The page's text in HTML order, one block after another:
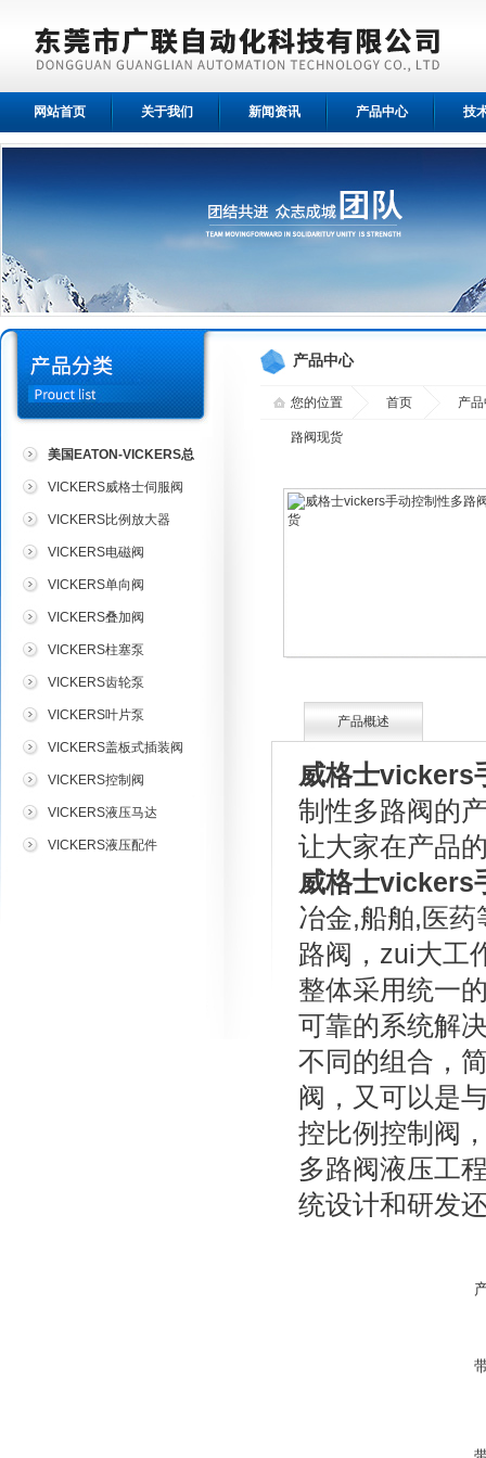
网站首页 关于我们 新闻资讯 产品中心 技
美国EATON-VICKERS总
代理
VICKERS威格士伺服阀
VICKERS比例放大器
VICKERS电磁阀
VICKERS单向阀
VICKERS叠加阀
VICKERS柱塞泵
VICKERS齿轮泵
VICKERS叶片泵
VICKERS盖板式插装阀
VICKERS控制阀
VICKERS液压马达
VICKERS液压配件
产品中心
您的位置 首页 产
路阀现货
产品概述
威格士vickers
制性多路阀的
让大家在产品
威格士vickers
冶金,船舶,医
路阀，zui大工
整体采用统一
可靠的系统解
不同的组合，
阀，又可以是
控比例控制阀
多路阀液压工
统设计和研发